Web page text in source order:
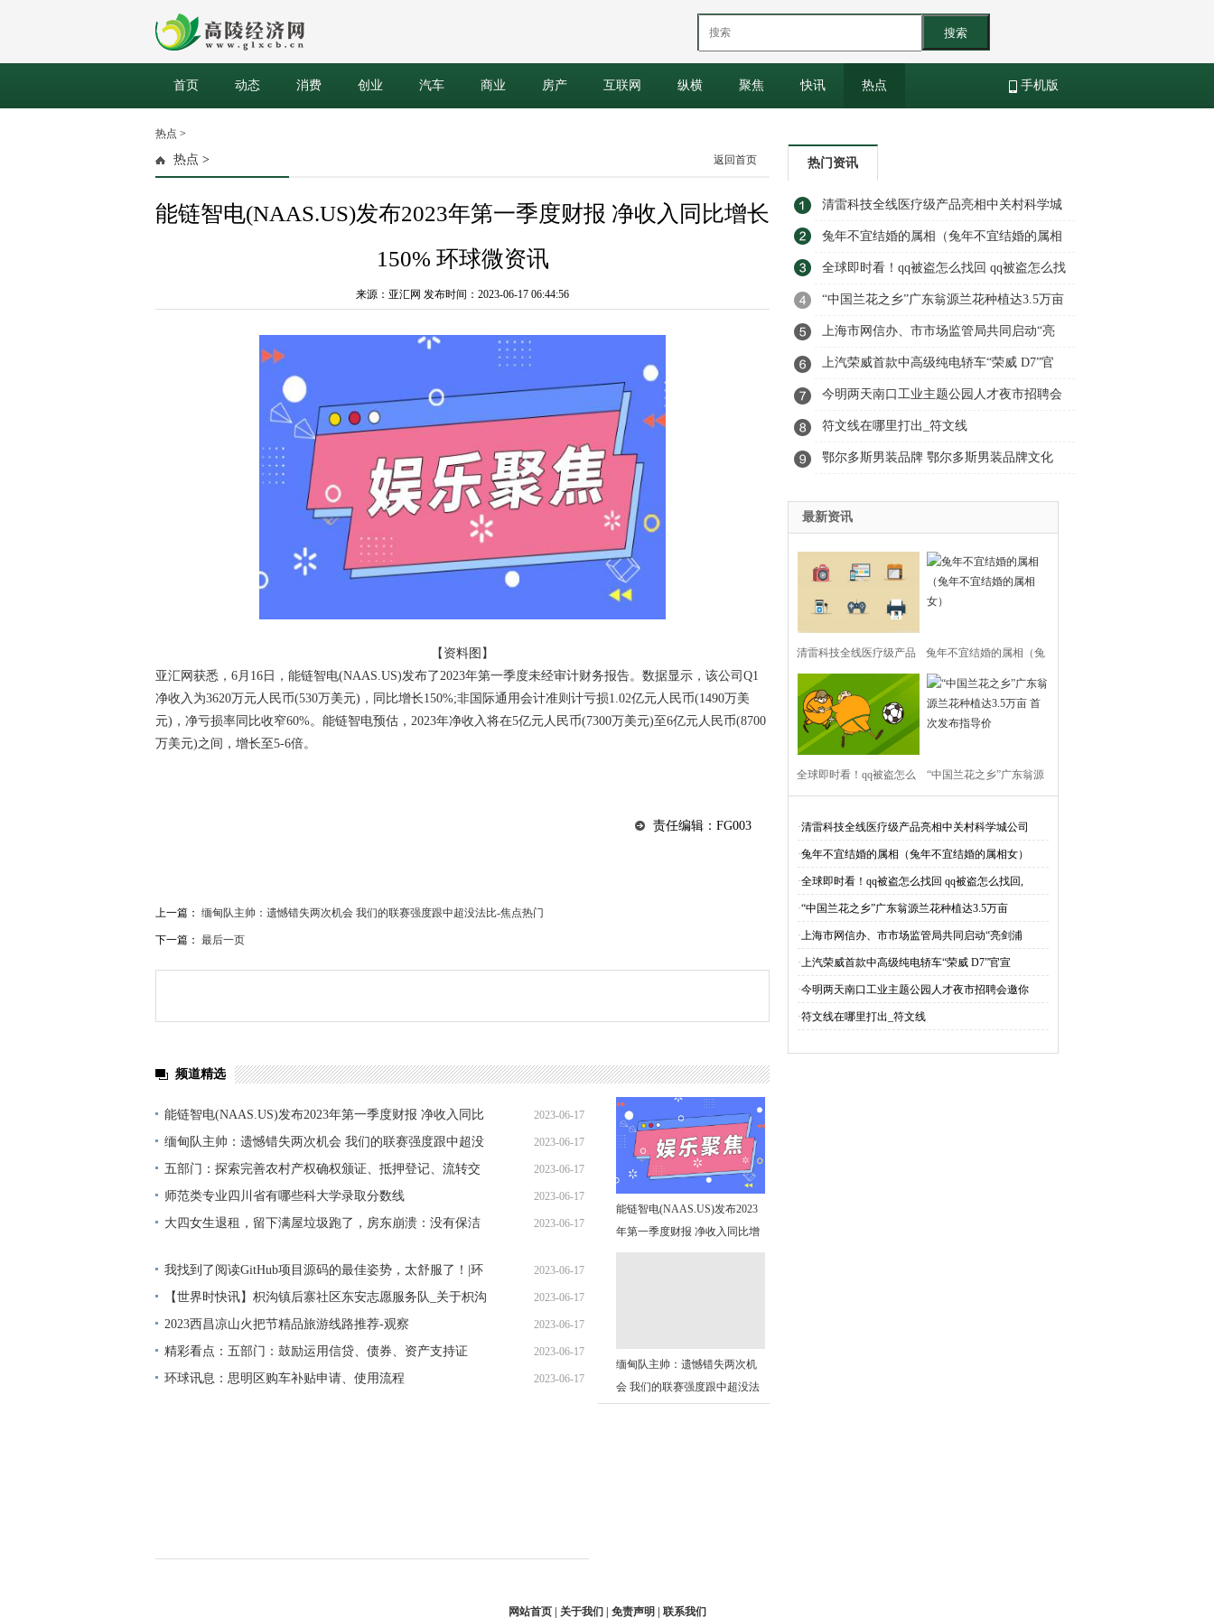
搜索
首页 动态 消费 创业 汽车 商业 房产 互联网 纵横 聚焦 快讯 热点 手机版
热点 >
热点 > 返回首页
能链智电(NAAS.US)发布2023年第一季度财报 净收入同比增长
150% 环球微资讯
来源：亚汇网 发布时间：2023-06-17 06:44:56
【资料图】
亚汇网获悉，6月16日，能链智电(NAAS.US)发布了2023年第一季度未经审计财务报告。数据显示，该公司Q1
净收入为3620万元人民币(530万美元)，同比增长150%;非国际通用会计准则计亏损1.02亿元人民币(1490万美
元)，净亏损率同比收窄60%。能链智电预估，2023年净收入将在5亿元人民币(7300万美元)至6亿元人民币(8700
万美元)之间，增长至5-6倍。
责任编辑：FG003
上一篇： 缅甸队主帅：遗憾错失两次机会 我们的联赛强度跟中超没法比-焦点热门
下一篇： 最后一页
频道精选
能链智电(NAAS.US)发布2023年第一季度财报 净收入同比
增长150% 环球微资讯
2023-06-17
06:44:56
缅甸队主帅：遗憾错失两次机会 我们的联赛强度跟中超没
法比-焦点热门
2023-06-17
06:39:08
五部门：探索完善农村产权确权颁证、抵押登记、流转交
易、评估处置机制
2023-06-17
06:42:16
师范类专业四川省有哪些科大学录取分数线 2023-06-17
06:45:28
大四女生退租，留下满屋垃圾跑了，房东崩溃：没有保洁
2023-06-17
我找到了阅读GitHub项目源码的最佳姿势，太舒服了！|环
球观察
2023-06-17
06:24:41
【世界时快讯】枳沟镇后寨社区东安志愿服务队_关于枳沟
镇后寨社区东安志愿服务队概略
2023-06-17
06:28:52
2023西昌凉山火把节精品旅游线路推荐-观察 2023-06-17
06:28:14
精彩看点：五部门：鼓励运用信贷、债券、资产支持证
券、基础设施领域不动产投资信托基金（REITs）等方式
2023-06-17
06:37:46
环球讯息：思明区购车补贴申请、使用流程 2023-06-17
能链智电(NAAS.US)发布2023
年第一季度财报 净收入同比增
长150% 环球微资讯
缅甸队主帅：遗憾错失两次机
会 我们的联赛强度跟中超没法
热门资讯
清雷科技全线医疗级产品亮相中关村科学城
公司创新合伙人峰会 热点评
兔年不宜结婚的属相（兔年不宜结婚的属相
女）
全球即时看！qq被盗怎么找回 qq被盗怎么找
回,密保被改了
“中国兰花之乡”广东翁源兰花种植达3.5万亩
首次发布指导价
上海市网信办、市市场监管局共同启动“亮
剑浦江·消费领域个人信息权益保护专项执
法行动”
上汽荣威首款中高级纯电轿车“荣威 D7”官
宣年内上市，续航可达 610km_环球视讯
今明两天南口工业主题公园人才夜市招聘会
邀你围观_热资讯
符文线在哪里打出_符文线
鄂尔多斯男装品牌 鄂尔多斯男装品牌文化
最新资讯
清雷科技全线医疗级产品
亮相中关村科学城公司创
新合伙人峰会 热点评
兔年不宜结婚的属相（兔
全球即时看！qq被盗怎么
被改了
“中国兰花之乡”广东翁源
布指导价
·清雷科技全线医疗级产品亮相中关村科学城公司
·兔年不宜结婚的属相（兔年不宜结婚的属相女）
·全球即时看！qq被盗怎么找回 qq被盗怎么找回,
·“中国兰花之乡”广东翁源兰花种植达3.5万亩
·上海市网信办、市市场监管局共同启动“亮剑浦
·上汽荣威首款中高级纯电轿车“荣威 D7”官宣
·今明两天南口工业主题公园人才夜市招聘会邀你
·符文线在哪里打出_符文线
网站首页 | 关于我们 | 免责声明 | 联系我们